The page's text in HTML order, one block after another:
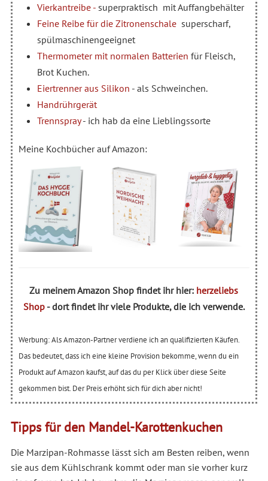
Vierkantreibe - superpraktisch mit Auffangbehälter
Feine Reibe für die Zitronenschale superscharf,
spülmaschinengeeignet
Thermometer mit normalen Batterien für Fleisch,
Brot Kuchen.
Eiertrenner aus Silikon - als Schweinchen.
Handrührgerät
Trennspray- ich hab da eine Lieblingssorte
Meine Kochbücher auf Amazon:
Zu meinem Amazon Shop findet ihr hier: herzeliebs
Shop- dort findet ihr viele Produkte, die ich verwende.
Werbung: Als Amazon-Partner verdiene ich an qualifizierten Käufen.
Das bedeutet, dass ich eine kleine Provision bekomme, wenn du ein
Produkt auf Amazon kaufst, auf das du per Klick über diese Seite
gekommen bist. Der Preis erhöht sich für dich aber nicht!
Tipps für den Mandel-Karottenkuchen
Die Marzipan-Rohmasse lässt sich am Besten reiben, wenn
sie aus dem Kühlschrank kommt oder man sie vorher kurz